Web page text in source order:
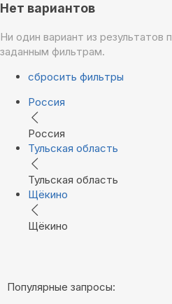
Нет вариантов
Ни один вариант из результатов
заданным фильтрам.
сбросить фильтры
Россия
Россия
Тульская область
Тульская область
Щёкино
Щёкино
Популярные запросы: